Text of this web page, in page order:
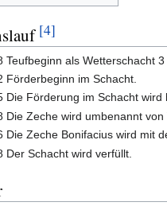
[4]
Teufbeginn als Wetterschacht
Förderbeginn im Schacht.
Die Förderung im Schacht
Die Zeche wird umbenannt
Die Zeche Bonifacius wird mit
Der Schacht wird verfüllt.